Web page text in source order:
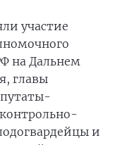
участие
на Дальнем
главы
и